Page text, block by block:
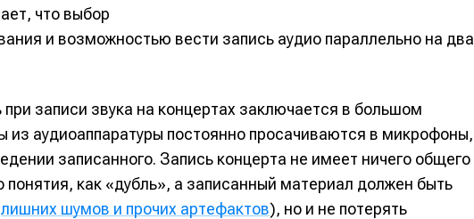
что выбор
и возможностью вести запись аудио параллельно на два
записи звука на концертах заключается в большом
из аудиоаппаратуры постоянно просачиваются в микрофоны,
записанного. Запись концерта не имеет ничего общего
понятия, как «дубль», а записанный материал должен быть
лишних шумов и прочих артефактов), но и не потерять